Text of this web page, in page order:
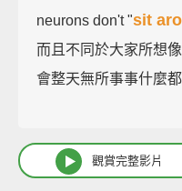
neurons don't "sit
而且不同於大家所想
會整天無所事事什麼都
觀賞完整影片